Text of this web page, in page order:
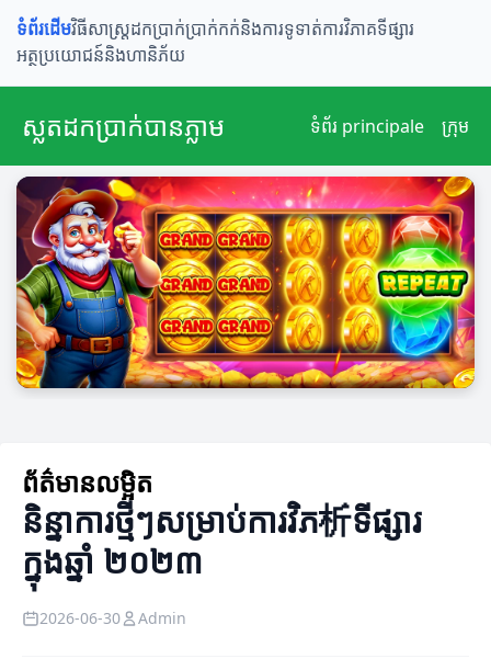
ទំព័រដើមវិធីសាស្រ្តដកប្រាក់ប្រាក់កក់និងការទូទាត់ការវិភាគទីផ្សារ
អត្ថប្រយោជន៍និងហានិភ័យ
ស្លតដកប្រាក់បានភ្លាម ទំព័រ principale ក្រុម
ព័ត៌មានលម្អិត
និន្នាការថ្មីៗសម្រាប់ការវិភ析ទីផ្សារ
ក្នុងឆ្នាំ ២០២៣
2026-06-30 Admin